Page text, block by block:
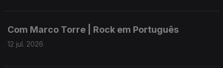
Com Marco Torre | Rock em Português
12 jul. 2026